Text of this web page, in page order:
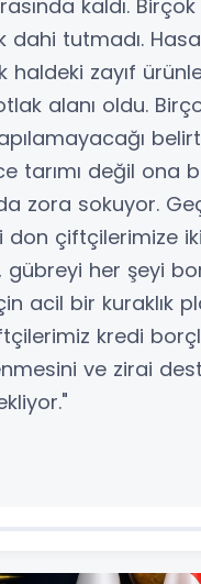
kaldı.
dahi tutmadı.
haldeki zayıf
alanı oldu.
tarımı değil ona
da zora sokuyor.
don çiftçilerimize
gübreyi her şeyi
acil bir kuraklık
kredi
ve zirai